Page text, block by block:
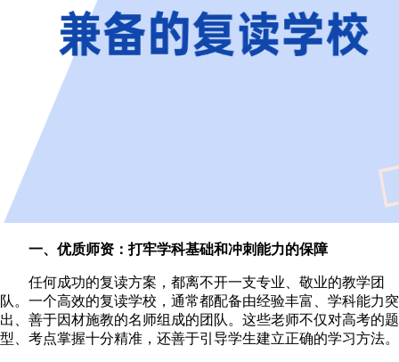
一、优质师资：打牢学科基础和冲刺能力的保障
任何成功的复读方案，都离不开一支专业、敬业的教学团
队。一个高效的复读学校，通常都配备由经验丰富、学科能力突
出、善于因材施教的名师组成的团队。这些老师不仅对高考的题
型、考点掌握十分精准，还善于引导学生建立正确的学习方法。